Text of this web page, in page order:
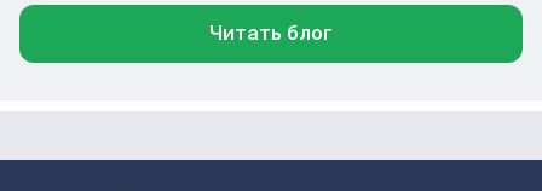
Читать блог